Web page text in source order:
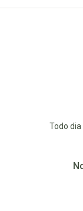
Todo